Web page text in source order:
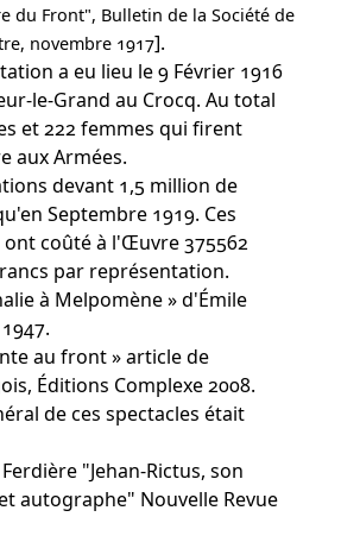
du Front", Bulletin de la Société de
novembre 1917].
a eu lieu le 9 Février 1916
le-Grand au Crocq. Au total
et 222 femmes qui firent
aux Armées.
devant 1,5 million de
Septembre 1919. Ces
coûté à l'Œuvre 375562
par représentation.
à Melpomène » d'Émile
au front » article de
Éditions Complexe 2008.
de ces spectacles était
"Jehan-Rictus, son
autographe" Nouvelle Revue